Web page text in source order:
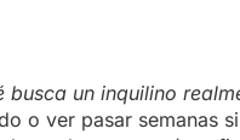
busca un inquilino
o ver pasar semanas